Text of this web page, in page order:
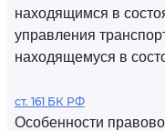
находящимся в
управления
находящемуся в
ст. 161 БК РФ
Особенности